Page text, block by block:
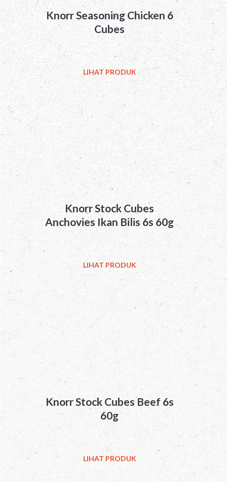
Knorr Seasoning Chicken 6
Cubes
LIHAT PRODUK
Knorr Stock Cubes
Anchovies Ikan Bilis 6s 60g
LIHAT PRODUK
Knorr Stock Cubes Beef 6s
60g
LIHAT PRODUK